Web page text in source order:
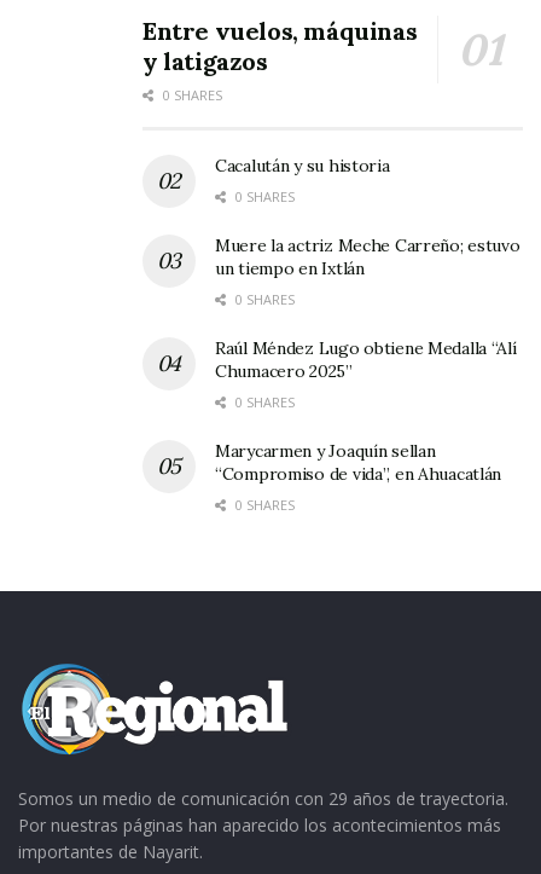
con Manuel Benítez fue como la Universidad del
Sur de California giró la invitación al presidente
municipal, quien por cierto se desplazó hacia
dañar las arcas municipales.
Ixtlán hoy o mañana para de inmediato
reincorporarse a sus actividades de la función
Entre vuelos, máquinas
y latigazos
0 SHARES
Cacalután y su historia
0 SHARES
Muere la actriz Meche Carreño; estuvo
un tiempo en Ixtlán
0 SHARES
Raúl Méndez Lugo obtiene Medalla “Alí
Chumacero 2025”
0 SHARES
Marycarmen y Joaquín sellan
“Compromiso de vida”, en Ahuacatlán
0 SHARES
Somos un medio de comunicación con 29 años de trayectoria.
Por nuestras páginas han aparecido los acontecimientos más
importantes de Nayarit.